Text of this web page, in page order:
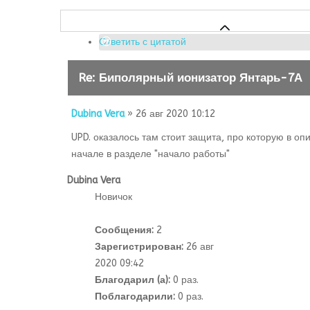
Ответить с цитатой
Re: Биполярный ионизатор Янтарь-7А
Dubina Vera» 26 авг 2020 10:12
UPD. оказалось там стоит защита, про которую в
начале в разделе "начало работы"
Dubina Vera
Новичок
Сообщения: 2
Зарегистрирован: 26 авг
2020 09:42
Благодарил (а): 0 раз.
Поблагодарили: 0 раз.